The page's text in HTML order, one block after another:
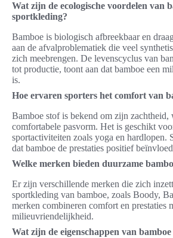
Wat zijn de ecologische voordelen van
sportkleding?
Bamboe is biologisch afbreekbaar en
aan de afvalproblematiek die veel
zich meebrengen. De levenscyclus van
tot productie, toont aan dat bamboe een
is.
Hoe ervaren sporters het comfort van
Bamboe stof is bekend om zijn zachtheid,
comfortabele pasvorm. Het is geschikt
sportactiviteiten zoals yoga en hardlopen.
dat bamboe de prestaties positief
Welke merken bieden duurzame
Er zijn verschillende merken die zich
sportkleding van bamboe, zoals Boody,
merken combineren comfort en prestaties
milieuvriendelijkheid.
Wat zijn de eigenschappen van